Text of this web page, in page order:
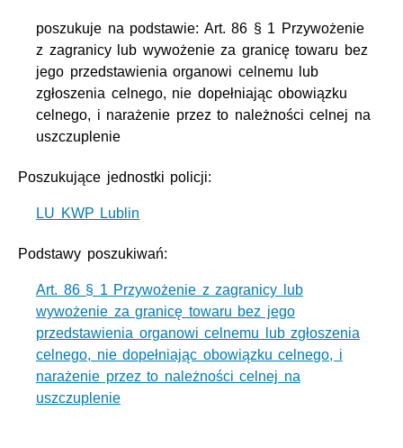
poszukuje na podstawie: Art. 86 § 1 Przywożenie
z zagranicy lub wywożenie za granicę towaru bez
jego przedstawienia organowi celnemu lub
zgłoszenia celnego, nie dopełniając obowiązku
celnego, i narażenie przez to należności celnej na
uszczuplenie
Poszukujące jednostki policji:
LU KWP Lublin
Podstawy poszukiwań:
Art. 86 § 1 Przywożenie z zagranicy lub
wywożenie za granicę towaru bez jego
przedstawienia organowi celnemu lub zgłoszenia
celnego, nie dopełniając obowiązku celnego, i
narażenie przez to należności celnej na
uszczuplenie